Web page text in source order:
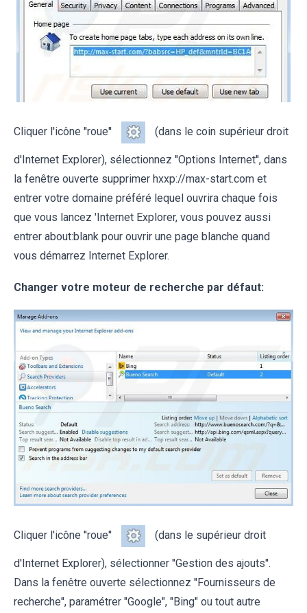
Cliquer l'icône ''roue'' (dans le coin supérieur droit
d'Internet Explorer), sélectionnez ''Options Internet'', dans
la fenêtre ouverte supprimer hxxp://max-start.com et
entrer votre domaine préféré lequel ouvrira chaque fois
que vous lancez 'Internet Explorer, vous pouvez aussi
entrer about:blank pour ouvrir une page blanche quand
vous démarrez Internet Explorer.
Changer votre moteur de recherche par défaut:
Cliquer l'icône ''roue'' (dans le supérieur droit
d'Internet Explorer), sélectionner ''Gestion des ajouts''.
Dans la fenêtre ouverte sélectionnez ''Fournisseurs de
recherche'', paramétrer "Google", "Bing" ou tout autre